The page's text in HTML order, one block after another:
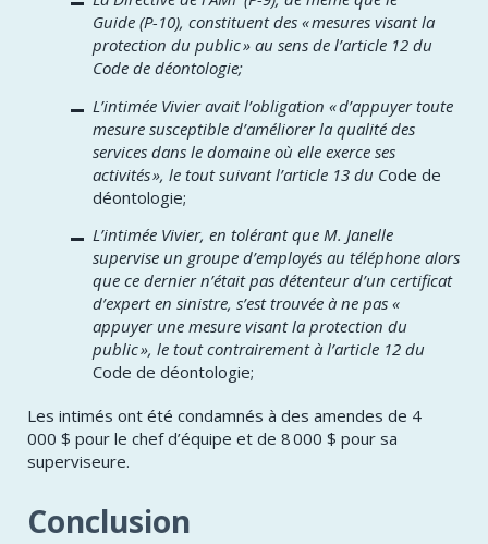
Guide (P-10), constituent des « mesures visant la
protection du public » au sens de l’article 12 du
Code de déontologie;
L’intimée Vivier avait l’obligation « d’appuyer toute
mesure susceptible d’améliorer la qualité des
services dans le domaine où elle exerce ses
activités », le tout suivant l’article 13 du Code de
déontologie;
L’intimée Vivier, en tolérant que M. Janelle
supervise un groupe d’employés au téléphone alors
que ce dernier n’était pas détenteur d’un certificat
d’expert en sinistre, s’est trouvée à ne pas «
appuyer une mesure visant la protection du
public », le tout contrairement à l’article 12 du
Code de déontologie;
​Les intimés ont été condamnés à des amendes de 4
000 $ pour le chef d’équipe et de 8 000 $ pour sa
superviseure.
Conclusion